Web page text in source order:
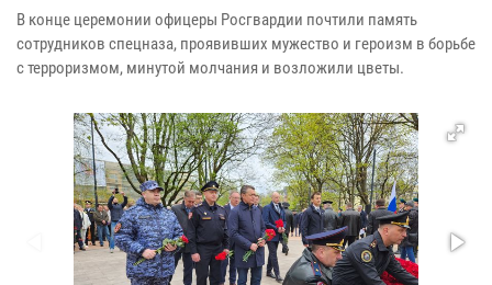
В конце церемонии офицеры Росгвардии почтили память
сотрудников спецназа, проявивших мужество и героизм в борьбе
с терроризмом, минутой молчания и возложили цветы.